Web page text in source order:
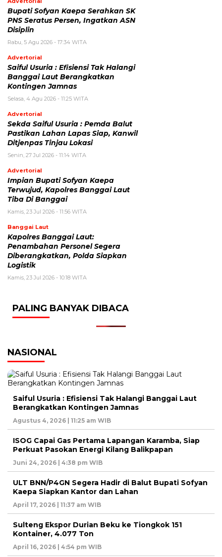
Bupati Sofyan Kaepa Serahkan SK
PNS Seratus Persen, Ingatkan ASN
Disiplin
Rabu, 5 Agu 2026 - 17:34 WITA
Advertorial
Saiful Usuria : Efisiensi Tak Halangi
Banggai Laut Berangkatkan
Kontingen Jamnas
Selasa, 4 Agu 2026 - 11:25 WITA
Advertorial
Sekda Saiful Usuria : Pemda Balut
Pastikan Lahan Lapas Siap, Kanwil
Ditjenpas Tinjau Lokasi
Senin, 27 Jul 2026 - 11:14 WITA
Advertorial
Impian Bupati Sofyan Kaepa
Terwujud, Kapolres Banggai Laut
Tiba Di Banggai
Kamis, 23 Jul 2026 - 11:56 WITA
Banggai Laut
Kapolres Banggai Laut:
Penambahan Personel Segera
Diberangkatkan, Polda Siapkan
Logistik
Kamis, 23 Jul 2026 - 10:18 WITA
PALING BANYAK DIBACA
NASIONAL
Saiful Usuria : Efisiensi Tak Halangi Banggai Laut
Berangkatkan Kontingen Jamnas
Agustus 4, 2026 | 11:25 am WIB
ISOG Capai Gas Pertama Lapangan Karamba, Siap
Perkuat Pasokan Energi Kilang Balikpapan
Juni 24, 2026 | 4:38 pm WIB
ULT BNN/P4GN Segera Hadir di Balut Bupati Sofyan
Kaepa Siapkan Kantor dan Lahan
April 17, 2026 | 11:37 am WIB
Sulteng Ekspor Durian Beku ke Tiongkok 151
Kontainer, 4.077 Ton
April 16, 2026 | 4:54 pm WIB